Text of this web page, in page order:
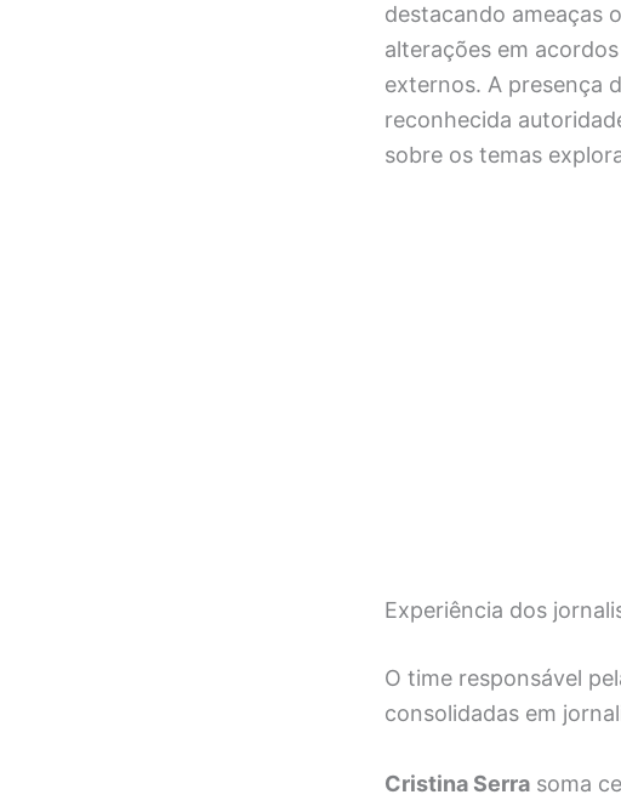
destacando ameaças
alterações em
externos. A presença
reconhecida
sobre os temas
Experiência dos
O time responsável
consolidadas em
Cristina Serra soma